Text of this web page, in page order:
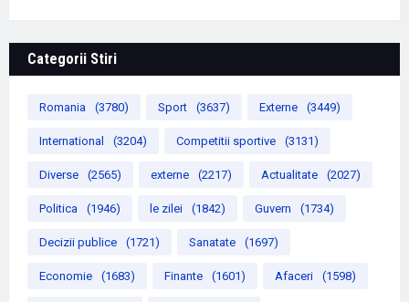
Categorii Stiri
Romania (3780) Sport (3637) Externe (3449)
International (3204) Competitii sportive (3131)
Diverse (2565) externe (2217) Actualitate (2027)
Politica (1946) le zilei (1842) Guvern (1734)
Decizii publice (1721) Sanatate (1697)
Economie (1683) Finante (1601) Afaceri (1598)